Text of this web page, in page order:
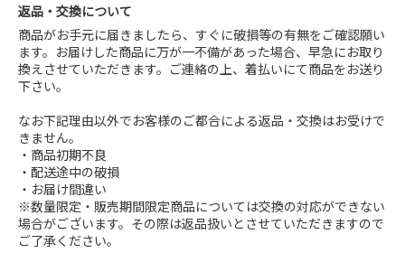
返品・交換について
商品がお手元に届きましたら、すぐに破損等の有無をご確認願い
ます。お届けした商品に万が一不備があった場合、早急にお取り
換えさせていただきます。ご連絡の上、着払いにて商品をお送り
下さい。
なお下記理由以外でお客様のご都合による返品・交換はお受けで
きません。
・商品初期不良
・配送途中の破損
・お届け間違い
※数量限定・販売期間限定商品については交換の対応ができない
場合がございます。その際は返品扱いとさせていただきますので
ご了承ください。